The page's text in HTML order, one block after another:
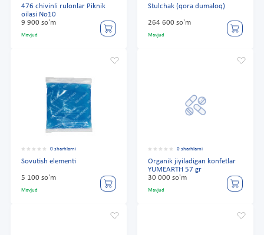
476 chivinli rulonlar Piknik
oilasi No10
9 900 so'm
Mavjud
Stulchak (qora dumaloq)
264 600 so'm
Mavjud
0 sharhlarni
Sovutish elementi
5 100 so'm
Mavjud
0 sharhlarni
Organik jiyiladigan konfetlar
YUMEARTH 57 gr
30 000 so'm
Mavjud